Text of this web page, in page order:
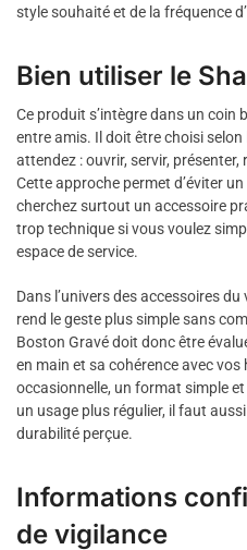
style souhaité et de la fréquence
Bien utiliser le
Ce produit s’intègre dans un coin
entre amis. Il doit être choisi selon
attendez : ouvrir, servir,
Cette approche permet d’éviter
cherchez surtout un accessoire
trop technique si vous voulez
espace de service.
Dans l’univers des accessoires
rend le geste plus simple sans
Boston Gravé doit donc être
en main et sa cohérence avec
occasionnelle, un format simple
un usage plus régulier, il faut
durabilité perçue.
Informations
de vigilance